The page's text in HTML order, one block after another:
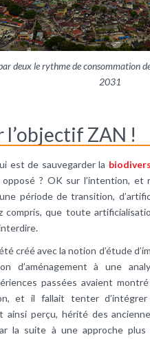
deux le rythme de consommation
2031
l’objectif ZAN !
est de sauvegarder la
? OK sur l’intention, et
période de transition,
compris, que toute
créé avec la notion d’étude
d’aménagement à une
passées avaient
et il fallait tenter
ainsi perçu, hérité des
la suite à une approche